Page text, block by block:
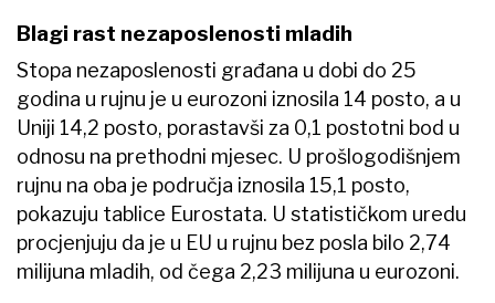
Blagi rast nezaposlenosti mladih
Stopa nezaposlenosti građana u dobi do 25
godina u rujnu je u eurozoni iznosila 14 posto, a u
Uniji 14,2 posto, porastavši za 0,1 postotni bod u
odnosu na prethodni mjesec. U prošlogodišnjem
rujnu na oba je područja iznosila 15,1 posto,
pokazuju tablice Eurostata. U statističkom uredu
procjenjuju da je u EU u rujnu bez posla bilo 2,74
milijuna mladih, od čega 2,23 milijuna u eurozoni.